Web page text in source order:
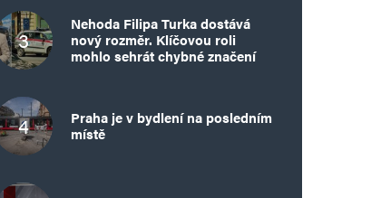
Nehoda Filipa Turka dostává
nový rozměr. Klíčovou roli
mohlo sehrát chybné značení
Praha je v bydlení na posledním
místě